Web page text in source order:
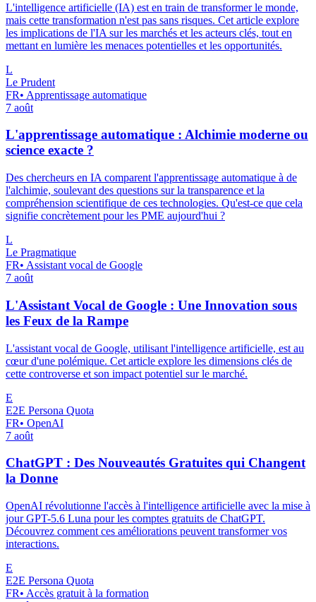
L'intelligence artificielle (IA) est en train de transformer le monde,
mais cette transformation n'est pas sans risques. Cet article explore
les implications de l'IA sur les marchés et les acteurs clés, tout en
mettant en lumière les menaces potentielles et les opportunités.
L
Le Prudent
FR• Apprentissage automatique
7 août
L'apprentissage automatique : Alchimie moderne ou
science exacte ?
Des chercheurs en IA comparent l'apprentissage automatique à de
l'alchimie, soulevant des questions sur la transparence et la
compréhension scientifique de ces technologies. Qu'est-ce que cela
signifie concrètement pour les PME aujourd'hui ?
L
Le Pragmatique
FR• Assistant vocal de Google
7 août
L'Assistant Vocal de Google : Une Innovation sous
les Feux de la Rampe
L'assistant vocal de Google, utilisant l'intelligence artificielle, est au
cœur d'une polémique. Cet article explore les dimensions clés de
cette controverse et son impact potentiel sur le marché.
E
E2E Persona Quota
FR• OpenAI
7 août
ChatGPT : Des Nouveautés Gratuites qui Changent
la Donne
OpenAI révolutionne l'accès à l'intelligence artificielle avec la mise à
jour GPT-5.6 Luna pour les comptes gratuits de ChatGPT.
Découvrez comment ces améliorations peuvent transformer vos
interactions.
E
E2E Persona Quota
FR• Accès gratuit à la formation